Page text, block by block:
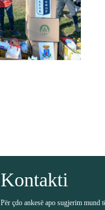
Kontakti
Për çdo ankesë apo sugjerim mund